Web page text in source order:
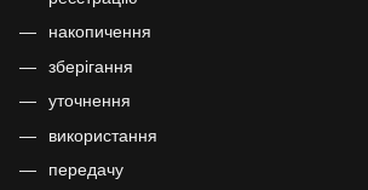
накопичення
зберігання
уточнення
використання
передачу